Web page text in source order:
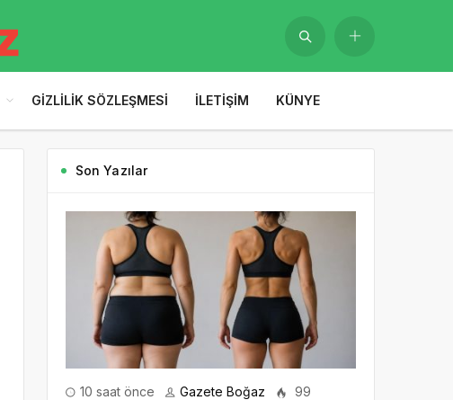
GIZLILIK SÖZLEŞMESI İLETIŞIM KÜNYE
Son Yazılar
10 saat önce Gazete Boğaz 99